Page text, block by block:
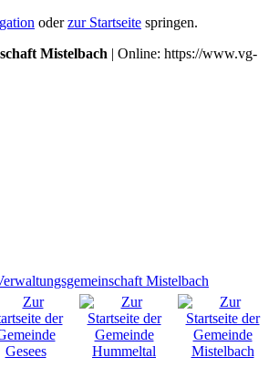
oderzur Startseite springen.
Mistelbach | Online: https://www.vg-